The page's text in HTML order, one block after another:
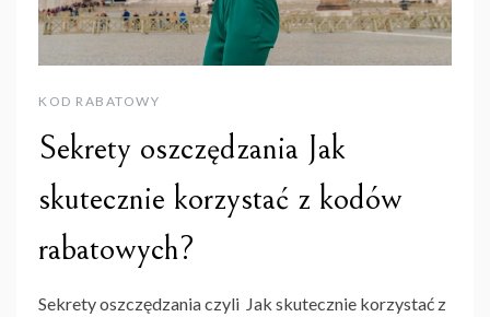
KOD RABATOWY
Sekrety oszczędzania Jak
skutecznie korzystać z kodów
rabatowych?
Sekrety oszczędzania czyli Jak skutecznie korzystać z